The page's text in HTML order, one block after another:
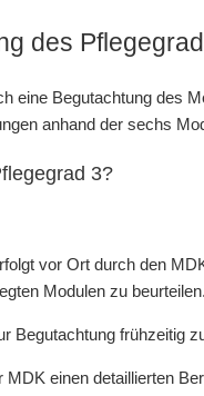
des
eine Begutachtung des
anhand der sechs
3?
vor Ort durch den
Modulen zu
Begutachtung frühzeitig
einen detaillierten